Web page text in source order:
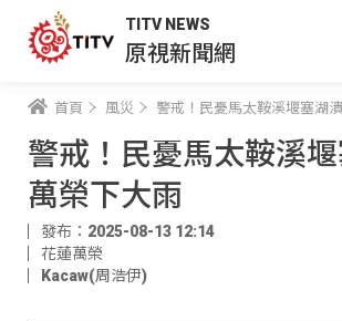
TITV NEWS
原視新聞網
首頁 風災 警戒！民憂馬太鞍溪堰塞湖
警戒！民憂馬太鞍溪
萬榮下大雨
發布：2025-08-13 12:14
花蓮萬榮
Kacaw(周浩伊)